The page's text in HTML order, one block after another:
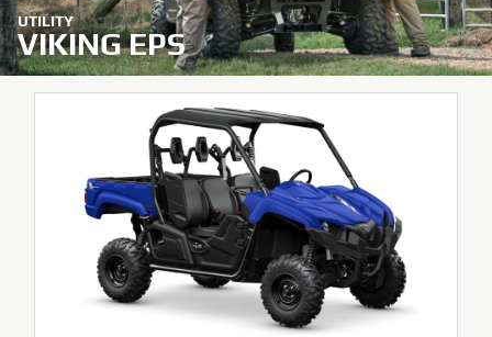
UTILITY
VIKING EPS